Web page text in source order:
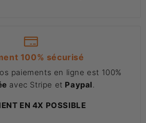
100% sécurisé
paiements en ligne est 100%
avec Stripe et Paypal
EN 4X POSSIBLE